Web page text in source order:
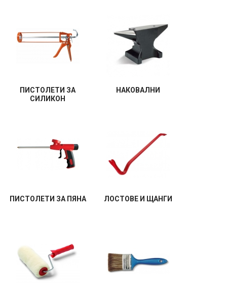
ПИСТОЛЕТИ ЗА
СИЛИКОН
НАКОВАЛНИ
ПИСТОЛЕТИ ЗА ПЯНА ЛОСТОВЕ И ЩАНГИ